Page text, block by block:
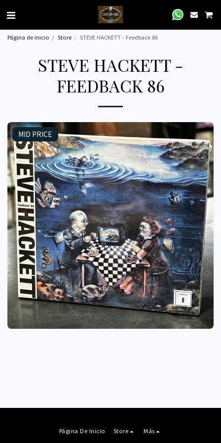
Página de inicio Store STEVE HACKETT - Feedback 86
STEVE HACKETT -
FEEDBACK 86
MID PRICE
Página De Inicio Store
Más